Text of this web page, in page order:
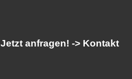
Jetzt anfragen! -> Kontakt